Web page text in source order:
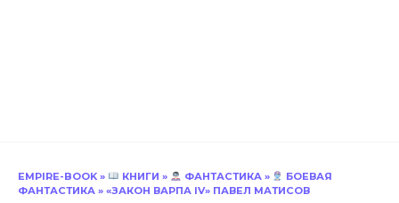
EMPIRE-BOOK » КНИГИ » ФАНТАСТИКА»
БОЕВАЯ
ФАНТАСТИКА » «ЗАКОН ВАРПА IV» ПАВЕЛ МАТИСОВ